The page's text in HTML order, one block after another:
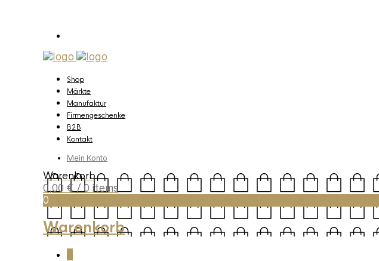
Shop
Märkte
Manufaktur
Firmengeschenke
B2B
Kontakt
Mein Konto
Warenkorb
0,00 € / 0 items
0
Warenkorb